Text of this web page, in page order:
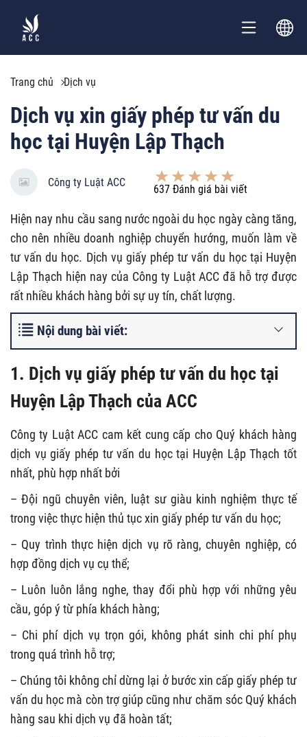
Trang chủ Dịch vụ
Dịch vụ xin giấy phép tư vấn du
học tại Huyện Lập Thạch
Công ty Luật ACC
637 Đánh giá bài viết
Hiện nay nhu cầu sang nước ngoài du học ngày càng tăng,
cho nên nhiều doanh nghiệp chuyển hướng, muốn làm về
tư vấn du học. Dịch vụ giấy phép tư vấn du học tại Huyện
Lập Thạch hiện nay của Công ty Luật ACC đã hỗ trợ được
rất nhiều khách hàng bởi sự uy tín, chất lượng.
Nội dung bài viết:
1. Dịch vụ giấy phép tư vấn du học tại
Huyện Lập Thạch của ACC
Công ty Luật ACC cam kết cung cấp cho Quý khách hàng
dịch vụ giấy phép tư vấn du học tại Huyện Lập Thạch tốt
nhất, phù hợp nhất bởi
– Đội ngũ chuyên viên, luật sư giàu kinh nghiệm thực tế
trong việc thực hiện thủ tục xin giấy phép tư vấn du học;
– Quy trình thực hiện dịch vụ rõ ràng, chuyên nghiệp, có
hợp đồng dịch vụ cụ thể;
– Luôn luôn lắng nghe, thay đổi phù hợp với những yêu
cầu, góp ý từ phía khách hàng;
– Chi phí dịch vụ trọn gói, không phát sinh chi phí phụ
trong quá trình hỗ trợ;
– Chúng tôi không chỉ dừng lại ở bước xin cấp giấy phép tư
vấn du học mà còn trợ giúp cũng như chăm sóc Quý khách
hàng sau khi dịch vụ đã hoàn tất;